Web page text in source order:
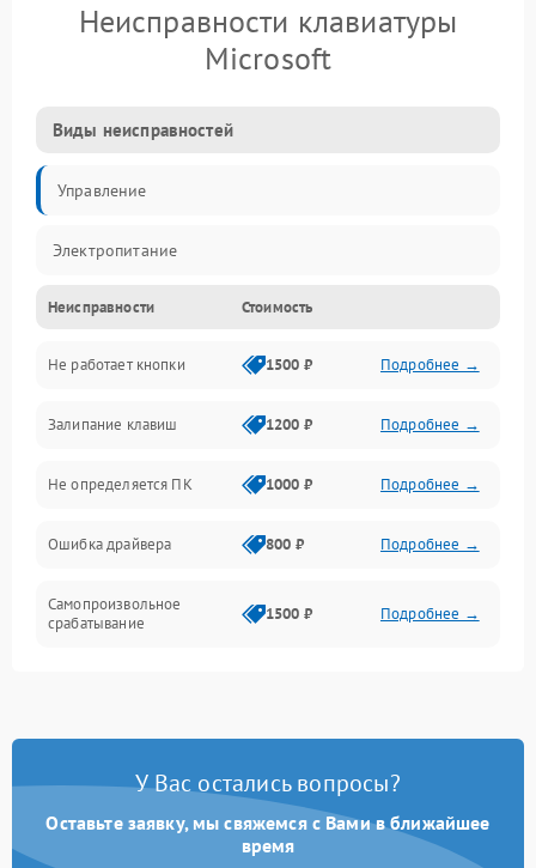
Неисправности клавиатуры
Microsoft
Виды неисправностей
Управление
Электропитание
Неисправности Стоимость
Не работает кнопки 1500 ₽ Подробнее →
Залипание клавиш 1200 ₽ Подробнее →
Не определяется ПК 1000 ₽ Подробнее →
Ошибка драйвера 800 ₽ Подробнее →
Самопроизвольное
срабатывание
1500 ₽ Подробнее →
У Вас остались вопросы?
Оставьте заявку, мы свяжемся с Вами в ближайшее
время